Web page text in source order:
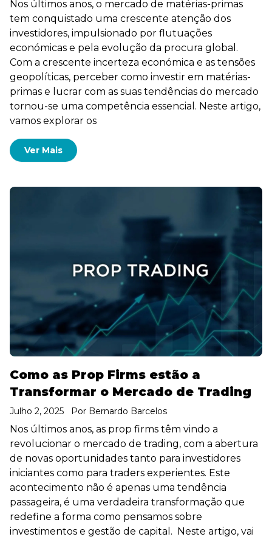
Nos últimos anos, o mercado de matérias-primas
tem conquistado uma crescente atenção dos
investidores, impulsionado por flutuações
económicas e pela evolução da procura global.
Com a crescente incerteza económica e as tensões
geopolíticas, perceber como investir em matérias-
primas e lucrar com as suas tendências do mercado
tornou-se uma competência essencial. Neste artigo,
vamos explorar os
Ver Mais
Como as Prop Firms estão a
Transformar o Mercado de Trading
Julho 2, 2025 Por Bernardo Barcelos
Nos últimos anos, as prop firms têm vindo a
revolucionar o mercado de trading, com a abertura
de novas oportunidades tanto para investidores
iniciantes como para traders experientes. Este
acontecimento não é apenas uma tendência
passageira, é uma verdadeira transformação que
redefine a forma como pensamos sobre
investimentos e gestão de capital. Neste artigo, vai